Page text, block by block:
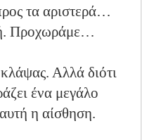
τα αριστερά…
Προχωράμε…
Αλλά διότι
ένα μεγάλο
η αίσθηση.